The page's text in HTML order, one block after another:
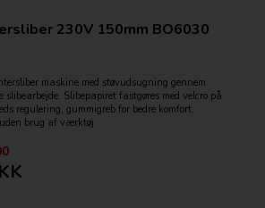
230V 150mm BO6030
maskine med støvudsugning gennem
Slibepapiret fastgøres med velcro på
regulering, gummigreb for bedre komfort.
brug af værktøj